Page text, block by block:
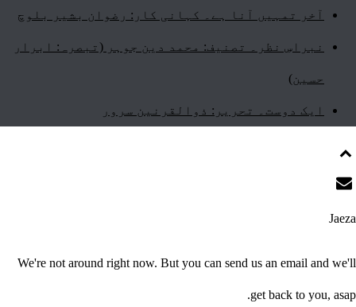
آخر تمہیں آنا ہے۔ کہانی کار: رضوان بشیر بلوچ
نبراسِ نظر۔ تصنیف: محمد دین جوہر (تبصرہ: ابرار
حسین)
ایک دوست۔ تحریر: ذوالقرنین سرور
Jaeza
We're not around right now. But you can send us an email and we'll
get back to you, asap.